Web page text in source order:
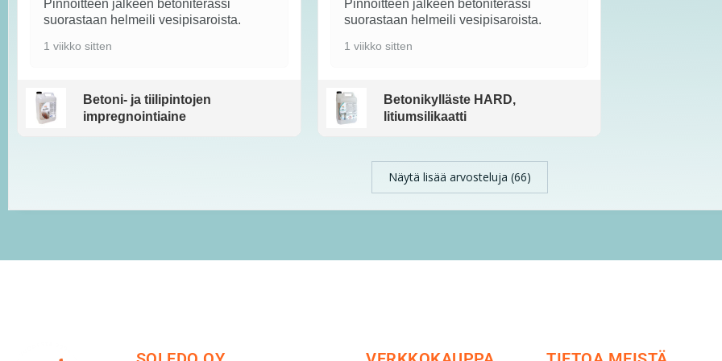
Pinnoitteen jälkeen betoniterassi
suorastaan helmeili vesipisaroista.
1 viikko sitten
Betoni- ja tiilipintojen
impregnointiaine
Pinnoitteen jälkeen betoniterassi
suorastaan helmeili vesipisaroista.
1 viikko sitten
Betonikylläste HARD,
litiumsilikaatti
Näytä lisää arvosteluja (66)